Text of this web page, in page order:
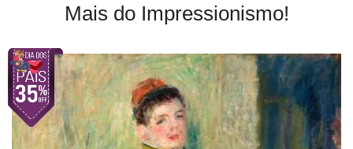
Mais do Impressionismo!